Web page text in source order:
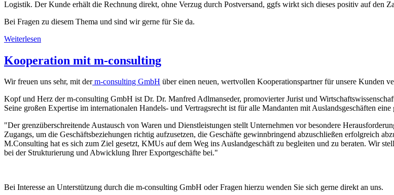
Logistik. Der Kunde erhält die Rechnung direkt, ohne Verzug durch Postversand, ggfs wirkt sich dieses positiv auf den
Bei Fragen zu diesem Thema und sind wir gerne für Sie da.
Weiterlesen
Kooperation mit m-consulting
Wir freuen uns sehr, mit derm-consulting GmbH über einen neuen, wertvollen Kooperationspartner für unsere Kunden
Kopf und Herz der m-consulting GmbH ist Dr. Dr. Manfred Adlmanseder, promovierter Jurist und
Seine großen Expertise im internationalen Handels- und Vertragsrecht ist für alle Mandanten mit Auslandsgeschäften eine
"Der grenzüberschreitende Austausch von Waren und Dienstleistungen stellt Unternehmen vor besondere
Zugangs, um die Geschäftsbeziehungen richtig aufzusetzen, die Geschäfte gewinnbringend abzuschließen erfolgreich
M.Consulting hat es sich zum Ziel gesetzt, KMUs auf dem Weg ins Auslandgeschäft zu begleiten und zu beraten. Wir
bei der Strukturierung und Abwicklung Ihrer Exportgeschäfte bei."
Bei Interesse an Unterstützung durch die m-consulting GmbH oder Fragen hierzu wenden Sie sich gerne direkt an uns.